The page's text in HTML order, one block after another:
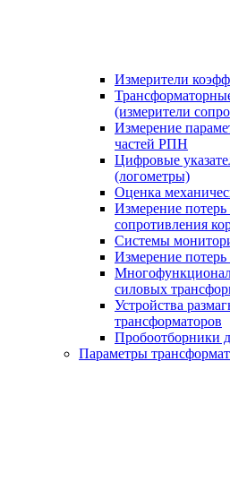
Измерители
(измерители
Измерение
частей РПН
Цифровые
(логометры)
Оценка
Измерение потерь
сопротивления
Системы
Измерение
силовых
Устройства
трансформаторов
Пробоотборники
Параметры